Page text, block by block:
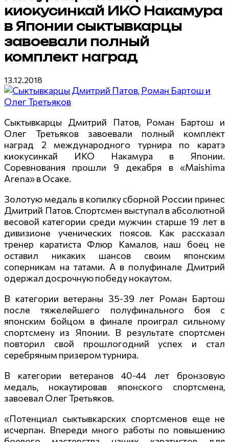
киокусинкай ИКО Накамура
в Японии сыктывкарцы
завоевали полный
комплект наград
13.12.2018
Сыктывкарцы Дмитрий Патов, Роман Бартош и
Олег Третьяков завоевали полный комплект
наград 2 международного турнира по каратэ
киокусинкай ИКО Накамура в Японии.
Соревнования прошли 9 декабря в «Maishima
Arena» в Осаке.
Золотую медаль в копилку сборной России принес
Дмитрий Патов. Спортсмен выступал в абсолютной
весовой категории среди мужчин старше 19 лет в
дивизионе ученических поясов. Как рассказал
тренер каратиста Флюр Камалов, наш боец не
оставил никаких шансов своим японским
соперникам на татами. А в полуфинале Дмитрий
одержал досрочную победу нокаутом.
В категории ветераны 35-39 лет Роман Бартош
после тяжелейшего полуфинального боя с
японским бойцом в финале проиграл сильному
спортсмену из Японии. В результате спортсмен
повторил свой прошлогодний успех и стал
серебряным призером турнира.
В категории ветеранов 40-44 лет бронзовую
медаль, нокаутировав японского спортсмена,
завоевал Олег Третьяков.
«Потенциал сыктывкарских спортсменов еще не
исчерпан. Впереди много работы по повышению